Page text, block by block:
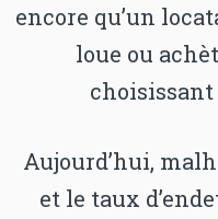
encore qu’un
loue ou
Aujourd’hui,
et le taux